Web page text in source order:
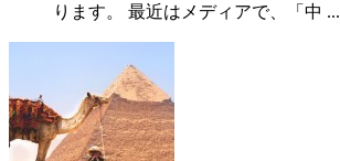
ります。 最近はメディアで、「中 ...